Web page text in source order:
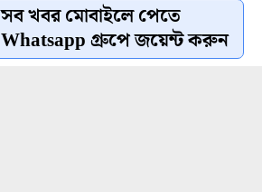
সব খবর মোবাইলে পেতে
Whatsapp গ্রুপে জয়েন্ট করুন